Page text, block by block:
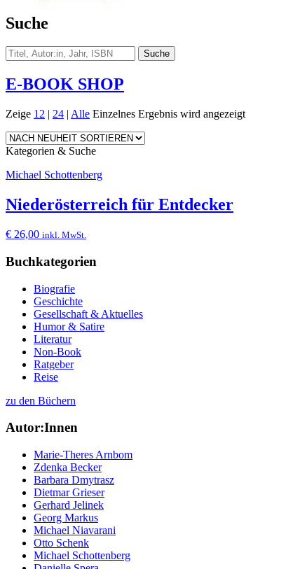
Suche
E-BOOK SHOP
Zeige 12 | 24 | Alle Einzelnes Ergebnis wird angezeigt
Kategorien & Suche
Michael Schottenberg
Niederösterreich für Entdecker
€ 26,00 inkl. MwSt.
Buchkategorien
Biografie
Geschichte
Gesellschaft & Aktuelles
Humor & Satire
Literatur
Non-Book
Ratgeber
Reise
zu den Büchern
Autor:Innen
Marie-Theres Arnbom
Zdenka Becker
Barbara Dmytrasz
Dietmar Grieser
Gerhard Jelinek
Georg Markus
Michael Niavarani
Otto Schenk
Michael Schottenberg